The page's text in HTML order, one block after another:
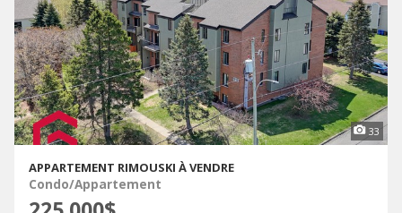
33
APPARTEMENT RIMOUSKI À VENDRE
Condo/Appartement